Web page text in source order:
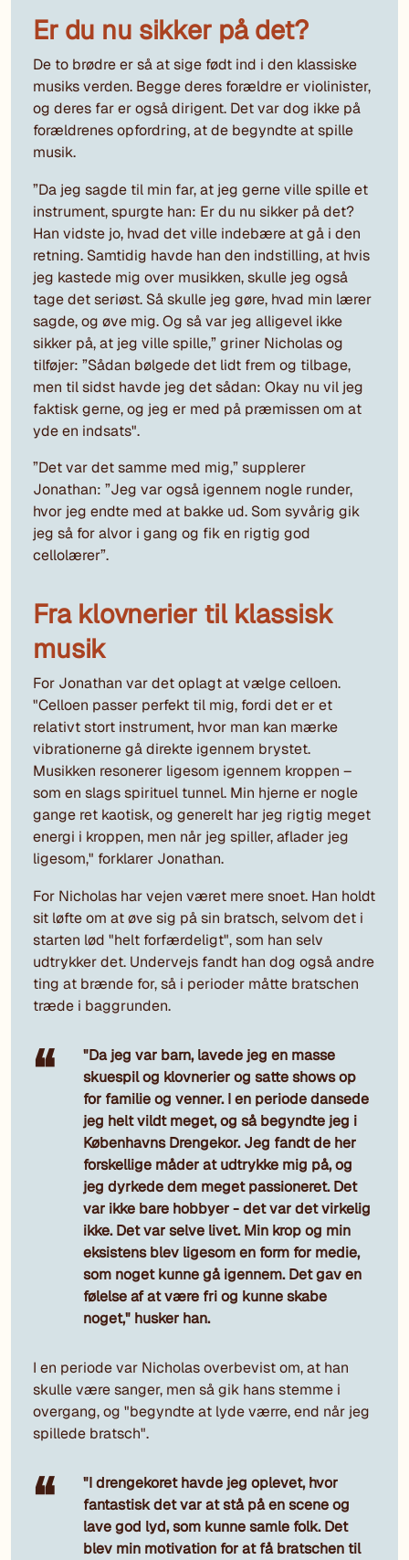
Er du nu sikker på det?
De to brødre er så at sige født ind i den klassiske
musiks verden. Begge deres forældre er violinister,
og deres far er også dirigent. Det var dog ikke på
forældrenes opfordring, at de begyndte at spille
musik.
”Da jeg sagde til min far, at jeg gerne ville spille et
instrument, spurgte han: Er du nu sikker på det?
Han vidste jo, hvad det ville indebære at gå i den
retning. Samtidig havde han den indstilling, at hvis
jeg kastede mig over musikken, skulle jeg også
tage det seriøst. Så skulle jeg gøre, hvad min lærer
sagde, og øve mig. Og så var jeg alligevel ikke
sikker på, at jeg ville spille,” griner Nicholas og
tilføjer: ”Sådan bølgede det lidt frem og tilbage,
men til sidst havde jeg det sådan: Okay nu vil jeg
faktisk gerne, og jeg er med på præmissen om at
yde en indsats".
”Det var det samme med mig,” supplerer
Jonathan: ”Jeg var også igennem nogle runder,
hvor jeg endte med at bakke ud. Som syvårig gik
jeg så for alvor i gang og fik en rigtig god
cellolærer”.
Fra klovnerier til klassisk
musik
For Jonathan var det oplagt at vælge celloen.
"Celloen passer perfekt til mig, fordi det er et
relativt stort instrument, hvor man kan mærke
vibrationerne gå direkte igennem brystet.
Musikken resonerer ligesom igennem kroppen –
som en slags spirituel tunnel. Min hjerne er nogle
gange ret kaotisk, og generelt har jeg rigtig meget
energi i kroppen, men når jeg spiller, aflader jeg
ligesom," forklarer Jonathan.
For Nicholas har vejen været mere snoet. Han holdt
sit løfte om at øve sig på sin bratsch, selvom det i
starten lød "helt forfærdeligt", som han selv
udtrykker det. Undervejs fandt han dog også andre
ting at brænde for, så i perioder måtte bratschen
træde i baggrunden.
"Da jeg var barn, lavede jeg en masse
skuespil og klovnerier og satte shows op
for familie og venner. I en periode dansede
jeg helt vildt meget, og så begyndte jeg i
Københavns Drengekor. Jeg fandt de her
forskellige måder at udtrykke mig på, og
jeg dyrkede dem meget passioneret. Det
var ikke bare hobbyer - det var det virkelig
ikke. Det var selve livet. Min krop og min
eksistens blev ligesom en form for medie,
som noget kunne gå igennem. Det gav en
følelse af at være fri og kunne skabe
noget," husker han.
I en periode var Nicholas overbevist om, at han
skulle være sanger, men så gik hans stemme i
overgang, og "begyndte at lyde værre, end når jeg
spillede bratsch".
"I drengekoret havde jeg oplevet, hvor
fantastisk det var at stå på en scene og
lave god lyd, som kunne samle folk. Det
blev min motivation for at få bratschen til